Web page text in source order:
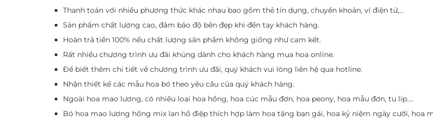
Thanh toán với nhiều phương thức khác nhau bao gồm thẻ tín dụng, chuyển khoản, ví điện tử,…
Sản phẩm chất lượng cao, đảm bảo độ bền đẹp khi đến tay khách hàng.
Hoàn trả tiền 100% nếu chất lượng sản phẩm không giống như cam kết.
Rất nhiều chương trình ưu đãi khủng dành cho khách hàng mua hoa online.
Để biết thêm chi tiết về chương trình ưu đãi, quý khách vui lòng liên hệ qua hotline.
Nhận thiết kế các mẫu hoa bó theo yêu cầu của quý khách hàng.
Ngoài hoa mao lương, có nhiều loại hoa hồng, hoa cúc mẫu đơn, hoa peony, hoa mẫu đơn, tu lip….
Bó hoa mao lương hồng mix lan hồ điệp thích hợp làm hoa tặng bạn gái, hoa kỷ niệm ngày cưới, hoa